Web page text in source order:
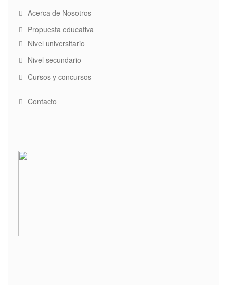
Acerca de Nosotros
Propuesta educativa
Nivel universitario
Nivel secundario
Cursos y concursos
Contacto